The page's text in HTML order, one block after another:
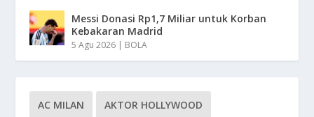
Messi Donasi Rp1,7 Miliar untuk Korban
Kebakaran Madrid
5 Agu 2026 | BOLA
AC MILAN AKTOR HOLLYWOOD